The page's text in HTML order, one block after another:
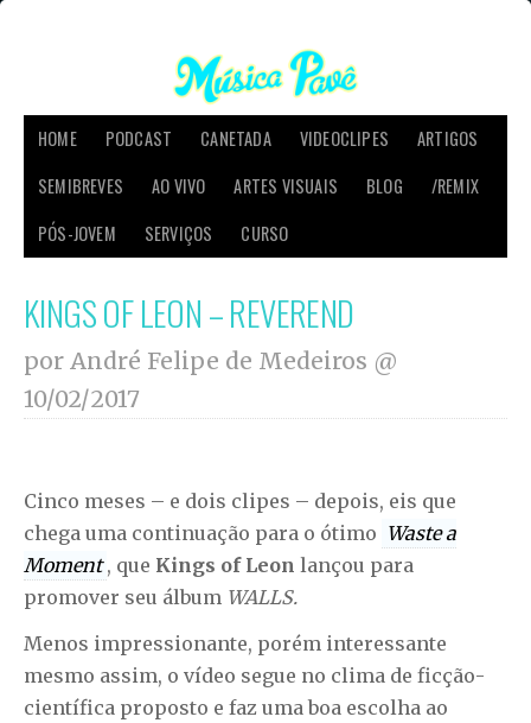
HOME PODCAST CANETADA VIDEOCLIPES
ARTIGOS
SEMIBREVES
AO VIVO ARTES VISUAIS BLOG
/REMIX
PÓS-JOVEM
SERVIÇOS CURSO
KINGS OF LEON – REVEREND
por André Felipe de Medeiros @
10/02/2017
Cinco meses – e dois clipes – depois, eis que
chega uma continuação para o ótimo Waste a
Moment , que Kings of Leon lançou para
promover seu álbum WALLS.
Menos impressionante, porém interessante
mesmo assim, o vídeo segue no clima de ficção-
científica proposto e faz uma boa escolha ao